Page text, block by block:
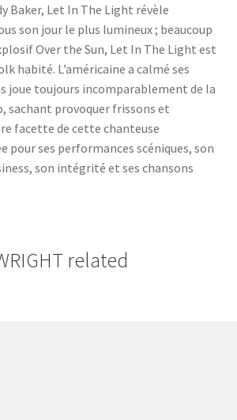
Baker, Let In The Light révèle
son jour le plus lumineux ; beaucoup
Over the Sun, Let In The Light est
habité. L’américaine a calmé ses
joue toujours incomparablement de la
sachant provoquer frissons et
facette de cette chanteuse
pour ses performances scéniques, son
son intégrité et ses chansons
related